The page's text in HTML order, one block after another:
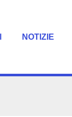
NOTIZIE